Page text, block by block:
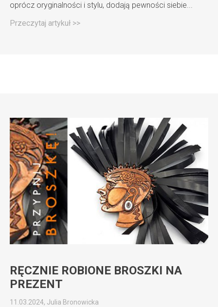
oprócz oryginalności i stylu, dodają pewności siebie...
Przeczytaj artykuł >>
RĘCZNIE ROBIONE BROSZKI NA
PREZENT
11.03.2024, Julia Bronowicka